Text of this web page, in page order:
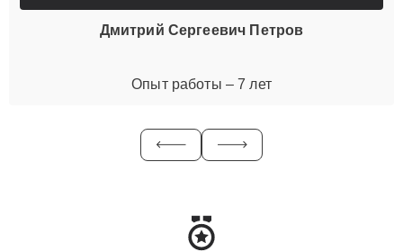
Дмитрий Сергеевич Петров
Опыт работы – 7 лет